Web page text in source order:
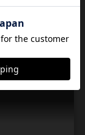
持ってる